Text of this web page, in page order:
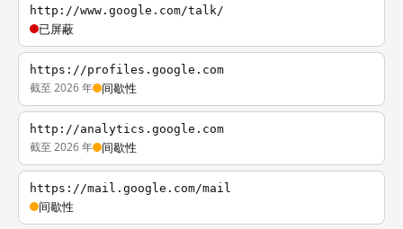
http://www.google.com/talk/
已屏蔽
https://profiles.google.com
截至 2026 年 间歇性
http://analytics.google.com
截至 2026 年 间歇性
https://mail.google.com/mail
间歇性